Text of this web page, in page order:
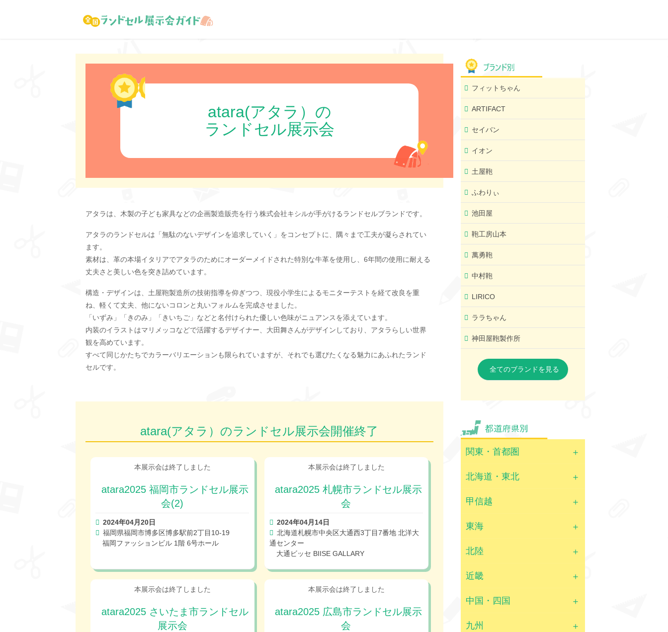
atara(アタラ）の
ランドセル展示会
アタラは、木製の子ども家具などの企画製造販売を行う株式会社キシルが手がけるランドセルブランドです。
アタラのランドセルは「無駄のないデザインを追求していく」をコンセプトに、隅々まで工夫が凝らされてい
ます。
素材は、革の本場イタリアでアタラのためにオーダーメイドされた特別な牛革を使用し、6年間の使用に耐える
丈夫さと美しい色を突き詰めています。
構造・デザインは、土屋鞄製造所の技術指導を仰ぎつつ、現役小学生によるモニターテストを経て改良を重
ね、軽くて丈夫、他にないコロンと丸いフォルムを完成させました。
「いずみ」「きのみ」「きいちご」などと名付けられた優しい色味がニュアンスを添えています。
内装のイラストはマリメッコなどで活躍するデザイナー、大田舞さんがデザインしており、アタラらしい世界
観を高めています。
すべて同じかたちでカラーバリエーションも限られていますが、それでも選びたくなる魅力にあふれたランド
セルです。
atara(アタラ）のランドセル展示会開催終了
atara2025 福岡市ランドセル展示
会(2)
2024年04月20日
福岡県福岡市博多区博多駅前2丁目10-19
福岡ファッションビル 1階 6号ホール
atara2025 札幌市ランドセル展示
会
2024年04月14日
北海道札幌市中央区大通西3丁目7番地 北洋大
通センター
大通ビッセ BIISE GALLARY
atara2025 さいたま市ランドセル
展示会
atara2025 広島市ランドセル展示
会
フィットちゃん
ARTIFACT
セイバン
イオン
土屋鞄
ふわりぃ
池田屋
鞄工房山本
萬勇鞄
中村鞄
LIRICO
ララちゃん
神田屋鞄製作所
全てのブランドを見る
関東・首都圏
北海道・東北
甲信越
東海
北陸
近畿
中国・四国
九州